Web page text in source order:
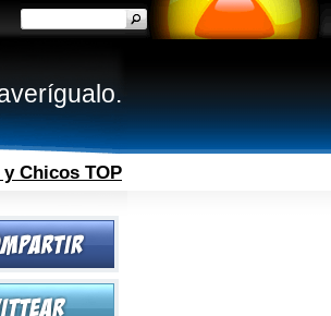
Chicos TOP